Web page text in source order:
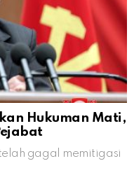
Hukuman Mati,
gagal memitigasi